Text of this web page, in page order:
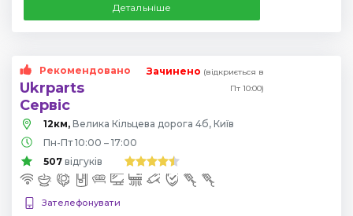
Детальніше
Рекомендовано
Ukrparts
Сервіс
Зачинено (відкриється в
Пт 10:00)
12км, Велика Кільцева дорога 4б, Київ
Пн-Пт 10:00 – 17:00
507 відгуків
Зателефонувати